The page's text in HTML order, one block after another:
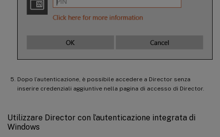
Dopo l’autenticazione, è possibile accedere a Director senza
inserire credenziali aggiuntive nella pagina di accesso di Director.
Utilizzare Director con l’autenticazione integrata di
Windows